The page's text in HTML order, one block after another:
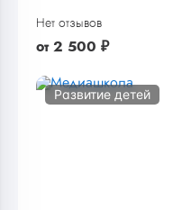
Нет отзывов
от 2 500 ₽
Развитие детей